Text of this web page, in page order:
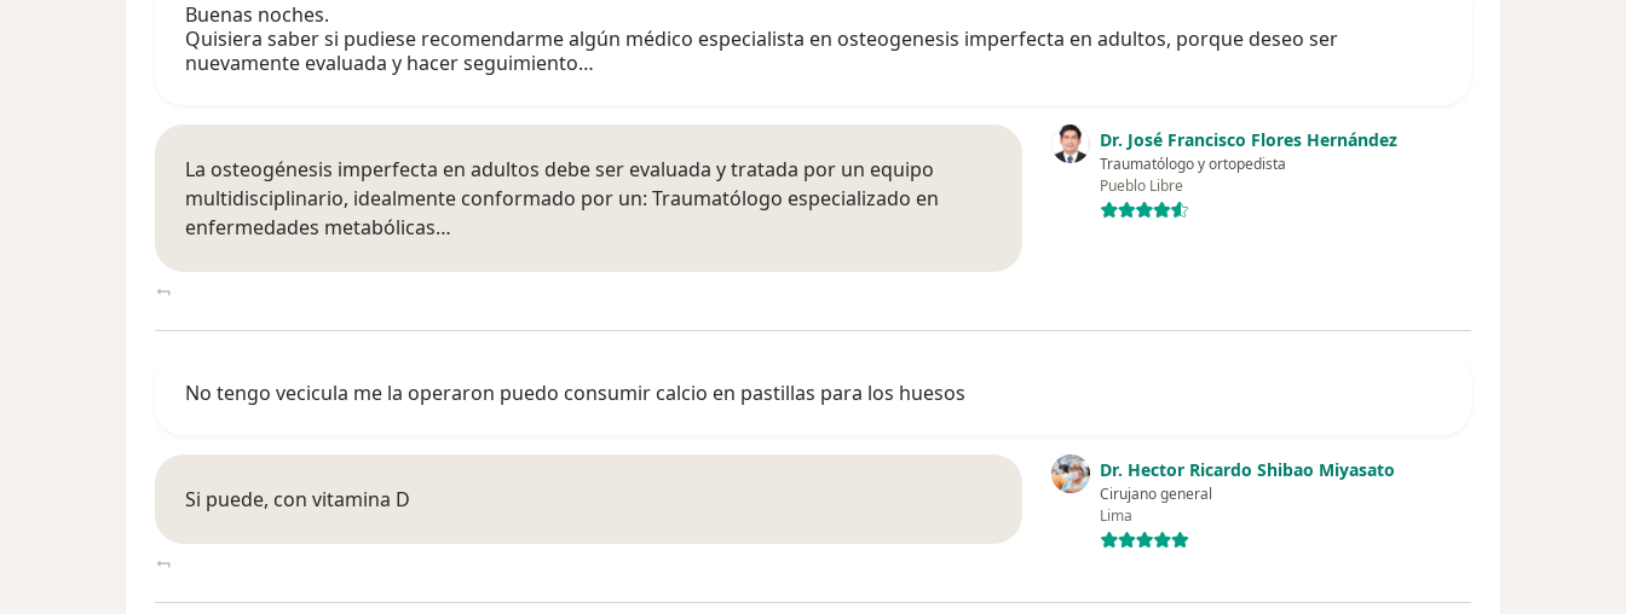
Buenas noches.
Quisiera saber si pudiese recomendarme algún médico especialista en osteogenesis imperfecta en adultos, porque deseo ser
nuevamente evaluada y hacer seguimiento…
Dr. José Francisco Flores Hernández
Traumatólogo y ortopedista
Pueblo Libre
La osteogénesis imperfecta en adultos debe ser evaluada y tratada por un equipo
multidisciplinario, idealmente conformado por un: Traumatólogo especializado en
enfermedades metabólicas…
No tengo vecicula me la operaron puedo consumir calcio en pastillas para los huesos
Dr. Hector Ricardo Shibao Miyasato
Cirujano general
Lima
Si puede, con vitamina D